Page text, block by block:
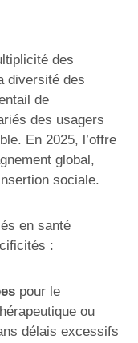
des
diversité des
de
des usagers
En 2025, l’offre
global,
sociale.
en santé
:
pour le
ou
délais excessifs